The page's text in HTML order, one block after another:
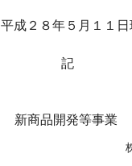
平成２８年５月１１
記
新商品開発等事業